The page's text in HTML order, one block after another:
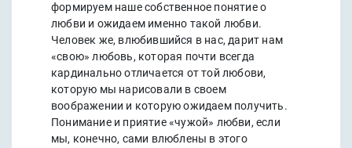
формируем наше собственное понятие о
любви и ожидаем именно такой любви.
Человек же, влюбившийся в нас, дарит нам
«свою» любовь, которая почти всегда
кардинально отличается от той любови,
которую мы нарисовали в своем
воображении и которую ожидаем получить.
Понимание и приятие «чужой» любви, если
мы, конечно, сами влюблены в этого